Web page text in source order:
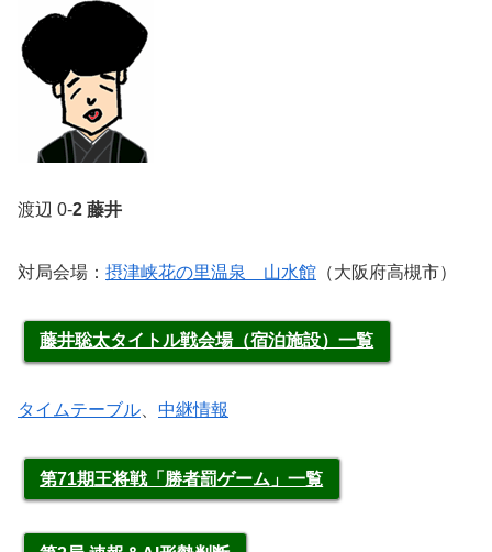
渡辺 0-2 藤井
対局会場： 摂津峡花の里温泉 山水館 （大阪府高槻市）
藤井聡太タイトル戦会場（宿泊施設）一覧
タイムテーブル 中継情報
第71期王将戦「勝者罰ゲーム」一覧